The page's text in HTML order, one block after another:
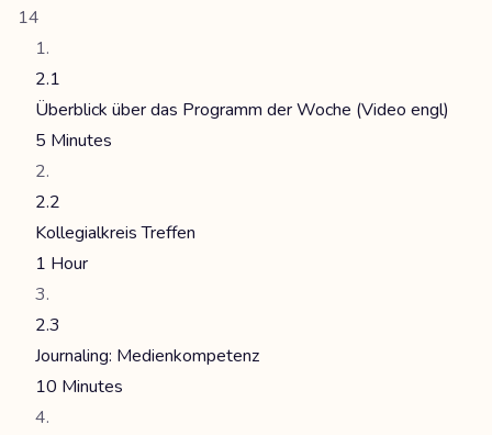
14
2.1
Überblick über das Programm der Woche (Video engl)
5 Minutes
2.2
Kollegialkreis Treffen
1 Hour
2.3
Journaling: Medienkompetenz
10 Minutes